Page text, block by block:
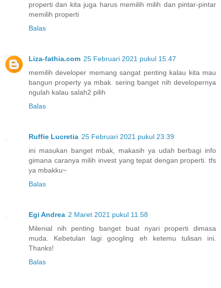
properti dan kita juga harus memilih milih dan pintar-pintar
memilih properti
Balas
Liza-fathia.com 25 Februari 2021 pukul 15.47
memilih developer memang sangat penting kalau kita mau
bangun property ya mbak. sering banget nih developernya
ngulah kalau salah2 pilih
Balas
Ruffie Lucretia 25 Februari 2021 pukul 23.39
ini masukan banget mbak, makasih ya udah berbagi info
gimana caranya milih invest yang tepat dengan properti. tfs
ya mbakku~
Balas
Egi Andrea 2 Maret 2021 pukul 11.58
Milenial nih penting banget buat nyari properti dimasa
muda. Kebetulan lagi googling eh ketemu tulisan ini.
Thanks!
Balas